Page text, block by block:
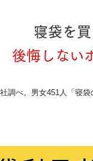
寝袋を
後悔しない
調べ。男女451人「寝袋